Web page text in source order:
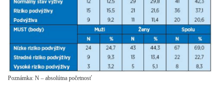
Poznámka: N – absolútna početnosť